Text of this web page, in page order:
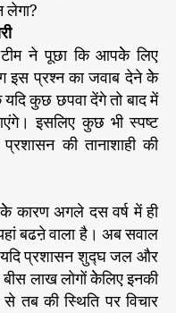
लेगा?
टीम ने पूछा कि आपकेे लिए
इस प्रश्न का जवाब देने केे
कुछ छपवा देंगे तो बाद में
इसलिए कुछ भी स्पष्ट
की तानाशाही की
कारण अगले दस वर्ष में ही
बढऩे वाला है। अब सवाल
यदि प्रशासन शुद्घ जल और
लाख लोगों केेलिए इनकी
तब की स्थिति पर विचार